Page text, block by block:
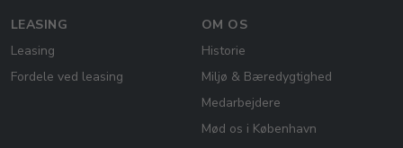
LEASING
Leasing
Fordele ved leasing
OM OS
Historie
Miljø & Bæredygtighed
Medarbejdere
Mød os i København